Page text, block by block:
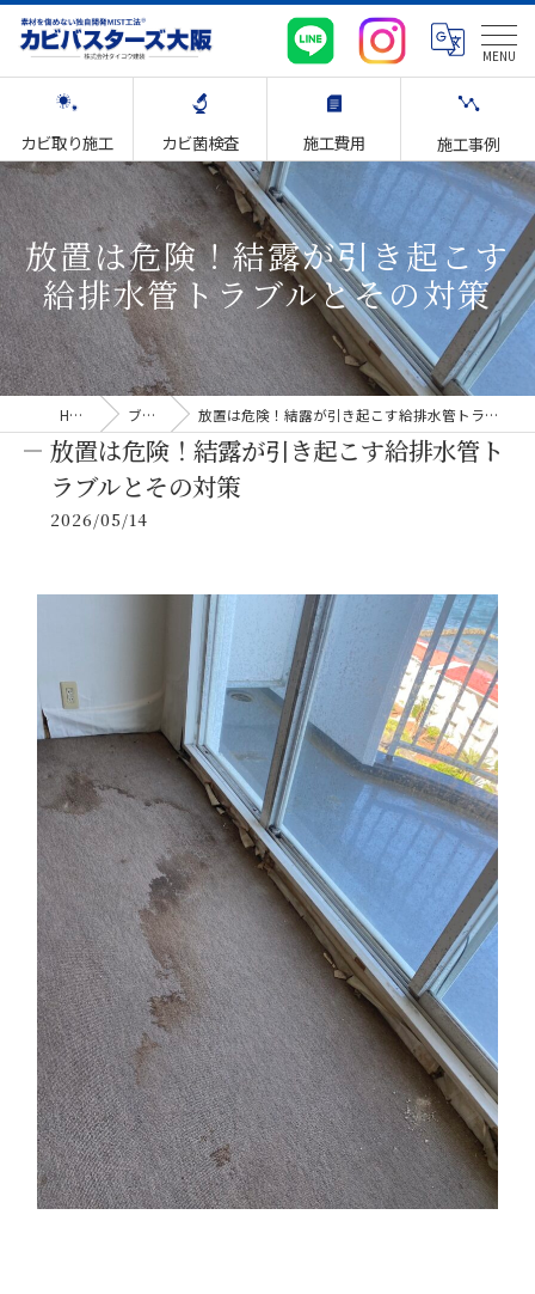
カビ取り施工 カビ菌検査 施工費用 施工事例
放置は危険！結露が引き起こす
給排水管トラブルとその対策
HOME ブログ 放置は危険！結露が引き起こす給排水管トラブルとその対策
放置は危険！結露が引き起こす給排水管ト
ラブルとその対策
2026/05/14